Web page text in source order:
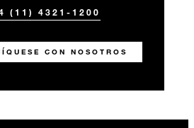
(11) 4321-1200
CON NOSOTROS